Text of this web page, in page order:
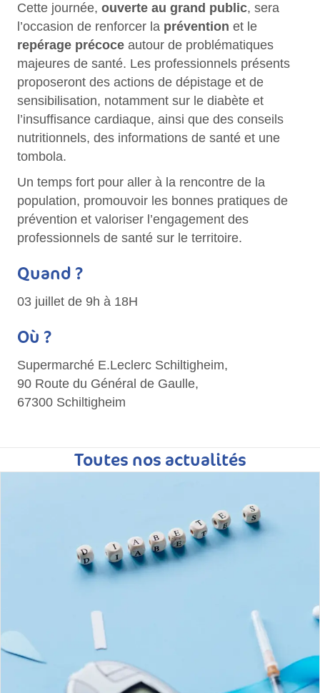
Cette journée, ouverte au grand public, sera
l’occasion de renforcer la prévention et le
repérage précoce autour de problématiques
majeures de santé. Les professionnels présents
proposeront des actions de dépistage et de
sensibilisation, notamment sur le diabète et
l’insuffisance cardiaque, ainsi que des conseils
nutritionnels, des informations de santé et une
tombola.
Un temps fort pour aller à la rencontre de la
population, promouvoir les bonnes pratiques de
prévention et valoriser l’engagement des
professionnels de santé sur le territoire.
Quand ?
03 juillet de 9h à 18H
Où ?
Supermarché E.Leclerc Schiltigheim,
90 Route du Général de Gaulle,
67300 Schiltigheim
Toutes nos actualités